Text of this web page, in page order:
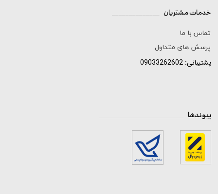
تماس با ما
پرسش های متداول
پشتیبانی: 09033262602
پیوندها
خدمات مشتریان